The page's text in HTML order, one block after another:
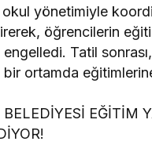
yönetimiyle
öğrencilerin
engelledi. Tatil
ortamda